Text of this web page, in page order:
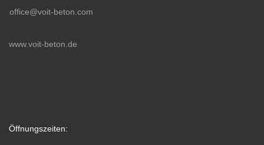
office@voit-beton.com
www.voit-beton.de
Öffnungszeiten: